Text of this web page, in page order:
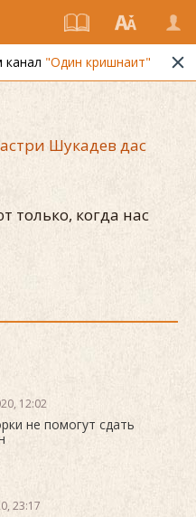
"Один кришнаит"
Шукадев дас
только, когда нас
12:02
не помогут сдать
23:17